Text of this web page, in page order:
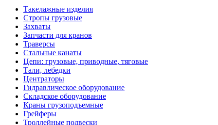
Такелажные изделия
Стропы грузовые
Захваты
Запчасти для кранов
Траверсы
Стальные канаты
Цепи: грузовые, приводные, тяговые
Тали, лебедки
Центраторы
Гидравлическое оборудование
Складское оборудование
Краны грузоподъемные
Грейферы
Троллейные подвески